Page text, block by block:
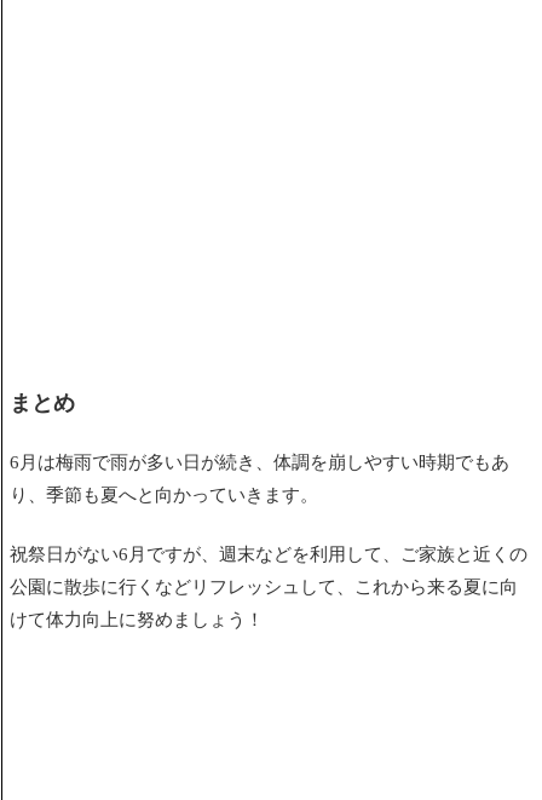
まとめ
6月は梅雨で雨が多い日が続き、体調を崩しやすい時期でもあ
り、季節も夏へと向かっていきます。
祝祭日がない6月ですが、 週末などを利用して、ご家族と近くの
公園に散歩に行くなどリフレッシュして、
これから来る夏に向
けて体力向上に努めましょう！